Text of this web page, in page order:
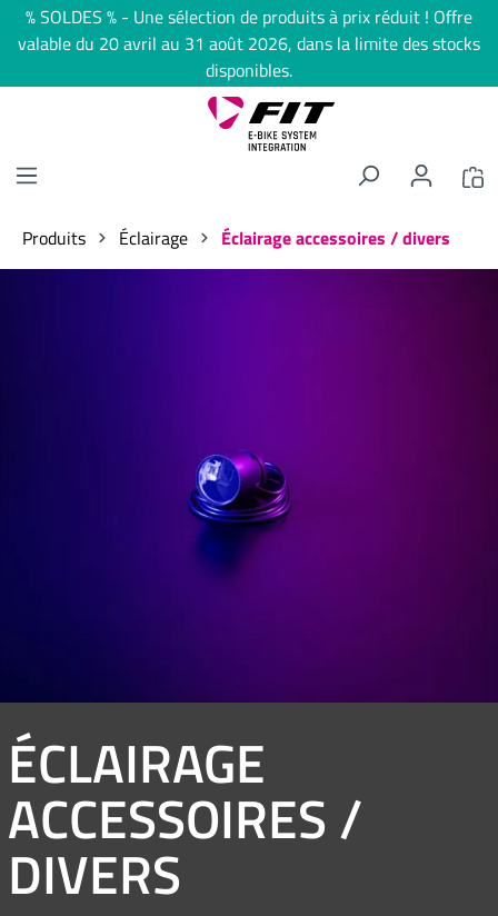
principal
% SOLDES % - Une sélection de produits à prix réduit ! Offre
valable du 20 avril au 31 août 2026, dans la limite des stocks
disponibles.
Produits Éclairage Éclairage accessoires / divers
ÉCLAIRAGE
ACCESSOIRES /
DIVERS